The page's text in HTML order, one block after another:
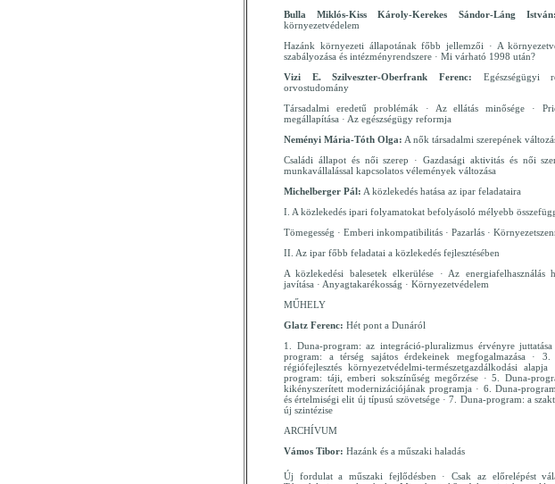
Bulla Miklós-Kiss Károly-Kerekes Sándor-Láng István:
környezetvédelem
Hazánk környezeti állapotának főbb jellemzői · A
szabályozása és intézményrendszere · Mi várható 1998 után?
Vizi E. Szilveszter-Oberfrank Ferenc: Egészségügyi
orvostudomány
Társadalmi eredetű problémák · Az ellátás minősége ·
megállapítása · Az egészségügy reformja
Neményi Mária-Tóth Olga: A nők társadalmi szerepének
Családi állapot és női szerep · Gazdasági aktivitás és női
munkavállalással kapcsolatos vélemények változása
Michelberger Pál: A közlekedés hatása az ipar feladataira
I. A közlekedés ipari folyamatokat befolyásoló mélyebb
Tömegesség · Emberi inkompatibilitás · Pazarlás ·
II. Az ipar főbb feladatai a közlekedés fejlesztésében
A közlekedési balesetek elkerülése · Az energiafelhasználás
javítása · Anyagtakarékosság · Környezetvédelem
MŰHELY
Glatz Ferenc: Hét pont a Dunáról
1. Duna-program: az integráció-pluralizmus érvényre
program: a térség sajátos érdekeinek megfogalmazása ·
régiófejlesztés környezetvédelmi-természetgazdálkodási
program: táji, emberi sokszínűség megőrzése · 5. Duna-
kikényszerített modernizációjának programja · 6. Duna-
és értelmiségi elit új típusú szövetsége · 7. Duna-program: a
új szintézise
ARCHÍVUM
Vámos Tibor: Hazánk és a műszaki haladás
Új fordulat a műszaki fejlődésben · Csak az előrelépést